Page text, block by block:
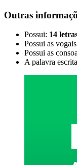
Outras
Possui: 14
Possui as
Possui as
A palavra